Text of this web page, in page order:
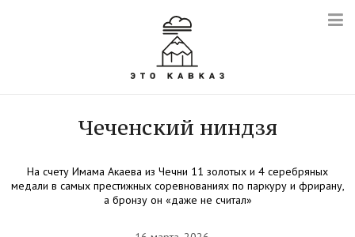
Чеченский ниндзя
На счету Имама Акаева из Чечни 11 золотых и 4 серебряных
медали в самых престижных соревнованиях по паркуру и фрирану,
а бронзу он «даже не считал»